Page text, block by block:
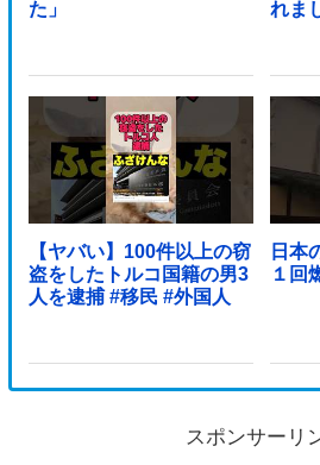
た」
【ヤバい】100件以上の窃
盗をしたトルコ国籍の男3
人を逮捕 #移民 #外国人
日本
１回
スポンサーリ